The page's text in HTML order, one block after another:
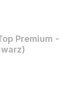
Premium -